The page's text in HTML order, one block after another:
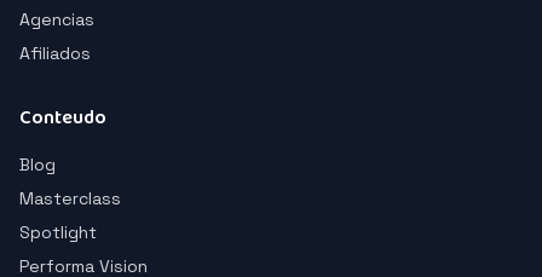
Agencias
Afiliados
Conteudo
Blog
Masterclass
Spotlight
Performa Vision